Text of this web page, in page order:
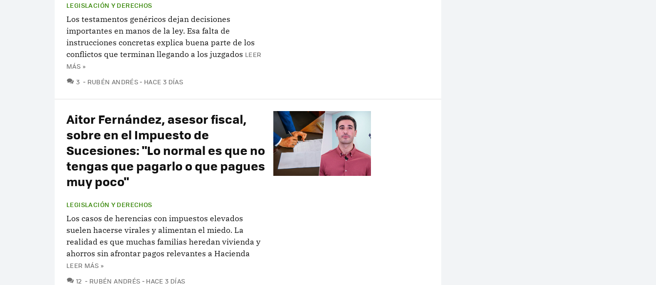
LEGISLACIÓN Y DERECHOS
Los testamentos genéricos dejan decisiones
importantes en manos de la ley. Esa falta de
instrucciones concretas explica buena parte de los
conflictos que terminan llegando a los juzgados LEER
MÁS »
3 COMENTARIOS
RUBÉN ANDRÉS HACE 3 DÍAS
Aitor Fernández, asesor fiscal,
sobre en el Impuesto de
Sucesiones: "Lo normal es que no
tengas que pagarlo o que pagues
muy poco"
LEGISLACIÓN Y DERECHOS
Los casos de herencias con impuestos elevados
suelen hacerse virales y alimentan el miedo. La
realidad es que muchas familias heredan vivienda y
ahorros sin afrontar pagos relevantes a Hacienda
LEER MÁS »
12 COMENTARIOS
RUBÉN ANDRÉS HACE 3 DÍAS